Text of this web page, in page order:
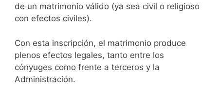
de un matrimonio válido (ya sea civil o religioso
con efectos civiles).
Con esta inscripción, el matrimonio produce
plenos efectos legales, tanto entre los
cónyuges como frente a terceros y la
Administración.